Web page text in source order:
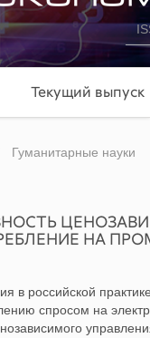
Текущий выпуск
Гуманитарные науки
НА
в российской
спросом на